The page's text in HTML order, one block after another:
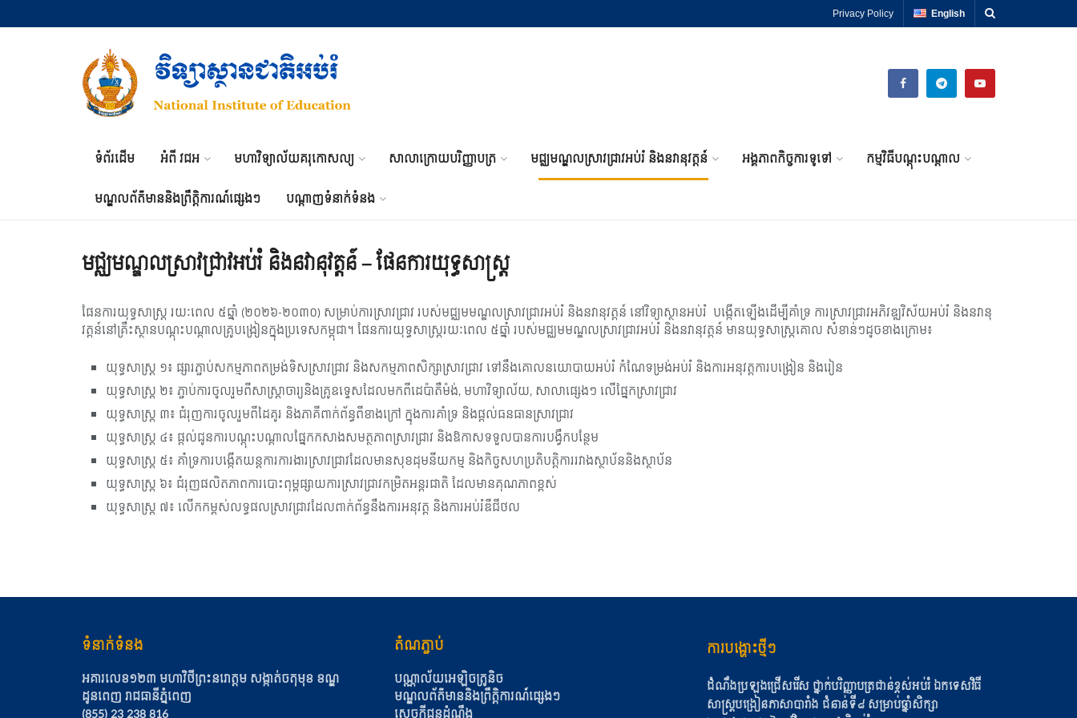
Privacy Policy English
ទំព័រដើម អំពី វជអ មហាវិទ្យាល័យគរុកោសល្យ សាលាក្រោយបរិញ្ញាបត្រ មជ្ឈមណ្ឌលស្រាវជ្រាវអប់រំ និងនវានុវត្តន៍ អង្គភាពកិច្ចការទូទៅ
កម្មវិធីបណ្តុះបណ្តាល
មណ្ឌលព័ត៌មាននិងព្រឹត្តិការណ៍ផ្សេងៗ
បណ្តាញទំនាក់ទំនង
មជ្ឈមណ្ឌលស្រាវជ្រាវអប់រំ និងនវានុវត្តន៍ – ផែនការយុទ្ធសាស្រ្ត
ផែនការយុទ្ធសាស្រ្ត រយៈពេល ៥ឆ្នាំ (២០២៦-២០៣០) សម្រាប់ការស្រាវជ្រាវ របស់មជ្ឈមមណ្ឌលស្រាវជ្រាវអប់រំ និងនវានុវត្តន៍ នៅវិទ្យាស្ថានអប់រំ បង្កើតឡើងដើម្បីគាំទ្រ ការស្រាវជ្រាវអភិវឌ្ឍវិស័យអប់រំ និងនវានុ
វត្តន៍នៅគ្រឹះស្ថានបណ្តុះបណ្តាលគ្រូបង្រៀនក្នុងប្រទេសកម្ពុជា។ ផែនការយុទ្ធសាស្រ្តរយៈពេល ៥ឆ្នាំ របស់មជ្ឈមមណ្ឌលស្រាវជ្រាវអប់រំ និងនវានុវត្តន៍ មានយុទ្ធសាស្រ្តគោល សំខាន់ៗដូចខាងក្រោម៖
យុទ្ធសាស្ត្រ ១៖ ផ្សារភ្ជាប់សកម្មភាពតម្រង់ទិសស្រាវជ្រាវ និងសកម្មភាពសិក្សាស្រាវជ្រាវ ទៅនឹងគោលនយោបាយអប់រំ កំណែទម្រង់អប់រំ និងការអនុវត្តការបង្រៀន និងរៀន
យុទ្ធសាស្ត្រ ២៖ ភ្ជាប់ការចូលរួមពីសាស្ត្រាចារ្យនិងគ្រូឧទ្ទេសដែលមកពីដេប៉ាតឺម៉ង់, មហាវិទ្យាល័យ, សាលាផ្សេងៗ លើផ្នែកស្រាវជ្រាវ
យុទ្ធសាស្ត្រ ៣៖ ជំរុញការចូលរួមពីដៃគូរ និងភាគីពាក់ព័ន្ធពីខាងក្រៅ ក្នុងការគាំទ្រ និងផ្តល់ធនធានស្រាវជ្រាវ
យុទ្ធសាស្ត្រ ៤៖ ផ្តល់ជូនការបណ្តុះបណ្តាលផ្នែកកសាងសមត្ថភាពស្រាវជ្រាវ និងឱកាសទទួលបានការបង្វឹកបន្ថែម
យុទ្ធសាស្ត្រ ៥៖ គាំទ្រការបង្កើតយន្តការការងារស្រាវជ្រាវដែលមានសុខដុមនីយកម្ម និងកិច្ចសហប្រតិបត្តិការរវាងស្ថាប័ននិងស្ថាប័ន
យុទ្ធសាស្ត្រ ៦៖ ជំរុញផលិតភាពការបោះពុម្ពផ្សាយការស្រាវជ្រាវកម្រិតអន្តរជាតិ ដែលមានគុណភាពខ្ពស់
យុទ្ធសាស្ត្រ ៧៖ លើកកម្ពស់លទ្ធផលស្រាវជ្រាវដែលពាក់ព័ន្ធនឹងការអនុវត្ត និងការអប់រំឌីជីថល
ទំនាក់ទំនង
អគារលេខ១២៣ មហាវិថីព្រះនរោត្ដម សង្កាត់ចតុមុខ​ ខណ្ឌ
ដូនពេញ​ រាជធានីភ្នំពេញ
(855) 23 238 816
តំណភ្ជាប់
បណ្ណាល័យអេឡិចត្រូនិច
មណ្ឌលព័ត៌មាននិងព្រឹត្តិការណ៍ផ្សេងៗ
សេចក្តីជូនដំណឹង
ការបង្ហោះថ្មីៗ
ដំណឹងប្រឡងជ្រើសរើស ថ្នាក់បរិញ្ញាបត្រជាន់ខ្ពស់អប់រំ ឯកទេសវិធី
សាស្ត្របង្រៀនភាសាបារាំង ជំនាន់ទី៨ សម្រាប់ឆ្នាំសិក្សា